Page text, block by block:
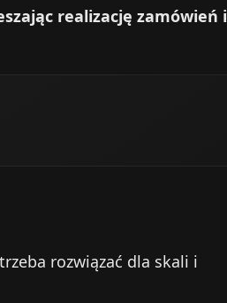
realizację zamówień i
rozwiązać dla skali i